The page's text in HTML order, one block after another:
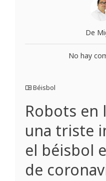
De
No hay
Béisbol
Robots en
una triste
el béisbol
de